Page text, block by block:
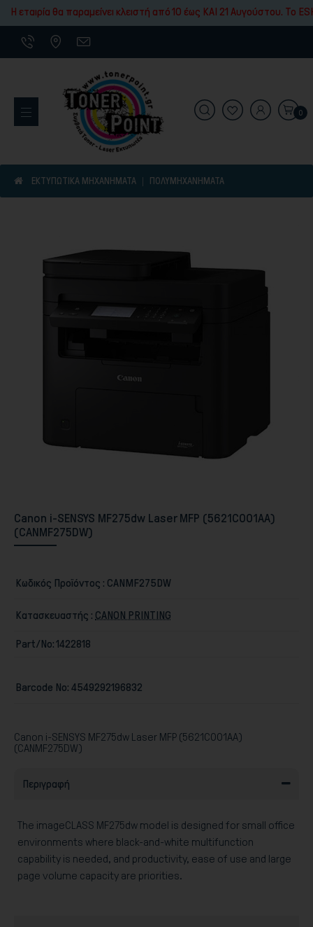
εταιρία θα παραμείνει κλειστή από 10 έως ΚΑΙ 21 Αυγούστου. To
Εκτυπωτικά Μηχανήματα
0
ΕΚΤΥΠΩΤΙΚΑ ΜΗΧΑΝΗΜΑΤΑ ΠΟΛΥΜΗΧΑΝΉΜΑΤΑ
Canon i-SENSYS MF275dw Laser MFP (5621C001AA)
(CANMF275DW)
Κωδικός Προϊόντος : CANMF275DW
Κατασκευαστής : CANON PRINTING
Part/No:1422818
Barcode No: 4549292196832
Canon i-SENSYS MF275dw Laser MFP (5621C001AA)
(CANMF275DW)
Περιγραφή
The imageCLASS MF275dw model is designed for small office
environments where black-and-white multifunction
capability is needed, and productivity, ease of use and large
page volume capacity are priorities.